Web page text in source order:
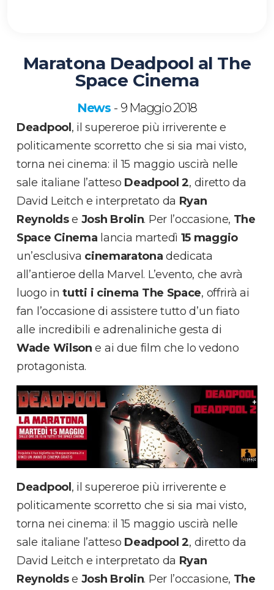
Maratona Deadpool al The
Space Cinema
News - 9 Maggio 2018
Deadpool, il supereroe più irriverente e
politicamente scorretto che si sia mai visto,
torna nei cinema: il 15 maggio uscirà nelle
sale italiane l’atteso Deadpool 2, diretto da
David Leitch e interpretato da Ryan
Reynoldse Josh Brolin. Per l’occasione, The
Space Cinema lancia martedì 15 maggio
un’esclusiva cinemaratona dedicata
all’antieroe della Marvel. L’evento, che avrà
luogo intutti i cinema The Space, offrirà ai
fan l’occasione di assistere tutto d’un fiato
alle incredibili e adrenaliniche gesta di
Wade Wilson e ai due film che lo vedono
protagonista.
Deadpool , il supereroe più irriverente e
politicamente scorretto che si sia mai visto,
torna nei cinema: il 15 maggio uscirà nelle
sale italiane l’atteso Deadpool 2, diretto da
David Leitch e interpretato da Ryan
Reynoldse Josh Brolin. Per l’occasione, The